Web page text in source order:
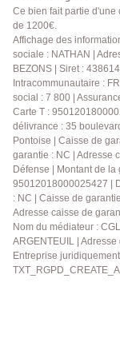
un WC ainsi
agréable jardin
extérieur. Agencement de premier choix vous
permettant donc
selon vos
de profiter d'un
une longue
le gâteau : un
permettant de
sécurité et
stockage non négligeable.
agréables
négligeable d'
récemment. Visites sur rendez-vous, à vos téléphones
! Pour de plus
Ce bien fait partie
de 1200€.
Affichage des
sociale : NATHAN |
BEZONS | Siret :
Intracommunautaire :
social : 7 800 |
Carte T :
délivrance : 35
Pontoise | Caisse de
garantie : NC | Adresse
Défense | Montant de la
95012018000025427 |
: NC | Caisse de
Adresse caisse de
Nom du médiateur :
ARGENTEUIL | Adresse
Entreprise